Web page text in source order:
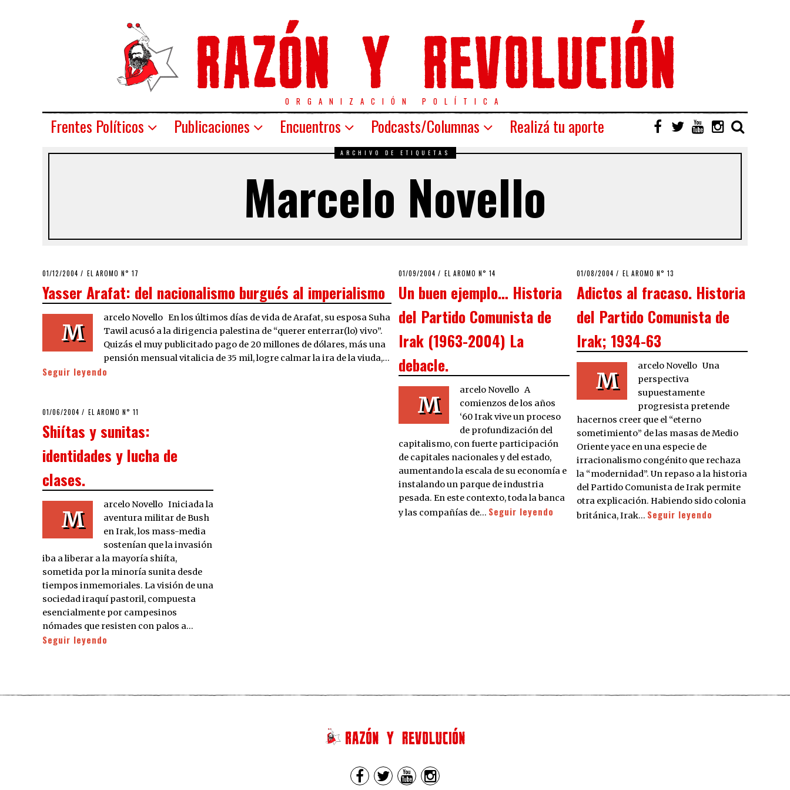
ORGANIZACIÓN POLÍTICA
Frentes Políticos Publicaciones Encuentros Podcasts/Columnas Realizá tu aporte
ARCHIVO DE ETIQUETAS
Marcelo Novello
POSTED
01/12/2004 22/03/2020
EL AROMO N° 17
Yasser Arafat: del nacionalismo burgués al imperialismo
M
arcelo Novello En los últimos días de vida de Arafat, su esposa Suha
Tawil acusó a la dirigencia palestina de “querer enterrar(lo) vivo”.
Quizás el muy publicitado pago de 20 millones de dólares, más una
pensión mensual vitalicia de 35 mil, logre calmar la ira de la viuda,…
Seguir leyendo
POSTED
01/09/2004 21/03/2020
EL AROMO N° 14
Un buen ejemplo… Historia
del Partido Comunista de
Irak (1963-2004) La
debacle.
M
arcelo Novello A
comienzos de los años
‘60 Irak vive un proceso
de profundización del
capitalismo, con fuerte participación
de capitales nacionales y del estado,
aumentando la escala de su economía e
instalando un parque de industria
pesada. En este contexto, toda la banca
y las compañías de… Seguir leyendo
POSTED
01/08/2004 21/03/2020
EL AROMO N° 13
Adictos al fracaso. Historia
del Partido Comunista de
Irak; 1934-63
M
arcelo Novello Una
perspectiva
supuestamente
progresista pretende
hacernos creer que el “eterno
sometimiento” de las masas de Medio
Oriente yace en una especie de
irracionalismo congénito que rechaza
la “modernidad”. Un repaso a la historia
del Partido Comunista de Irak permite
otra explicación. Habiendo sido colonia
británica, Irak… Seguir leyendo
POSTED
01/06/2004 21/03/2020
EL AROMO N° 11
Shiítas y sunitas:
identidades y lucha de
clases.
M
arcelo Novello Iniciada la
aventura militar de Bush
en Irak, los mass-media
sostenían que la invasión
iba a liberar a la mayoría shiíta,
sometida por la minoría sunita desde
tiempos inmemoriales. La visión de una
sociedad iraquí pastoril, compuesta
esencialmente por campesinos
nómades que resisten con palos a…
Seguir leyendo